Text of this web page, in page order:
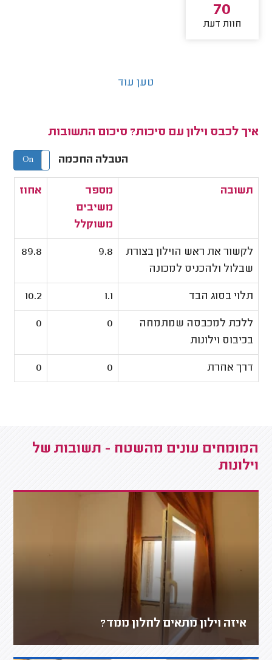
70
חוות דעת
טען עוד
איך לכבס וילון עם סיכות? סיכום התשובות
הטבלה החכמה On Off
תשובה
מספר
משיבים
משוקלל
אחוז
לקשור את ראש הוילון בצורת
שבלול ולהכניס למכונה
9.8
89.8
תלוי בסוג הבד 1.1
10.2
ללכת למכבסה שמתמחה
בכיבוס וילונות
0
0
דרך אחרת 0
0
המומחים עונים מהשטח - תשובות של
וילונות
איזה וילון מתאים לחלון ממד?